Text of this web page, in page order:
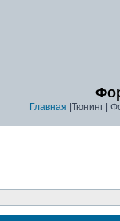
Главная |Тюнинг |